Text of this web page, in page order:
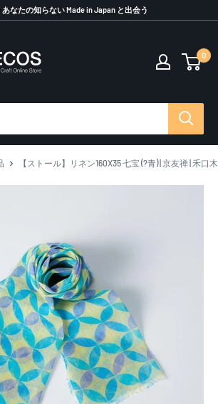
あなたの知らない Made in Japan と出会う
0
【ストール】リネン160X35 七宝 (?青) | 京友禅 | 禾口